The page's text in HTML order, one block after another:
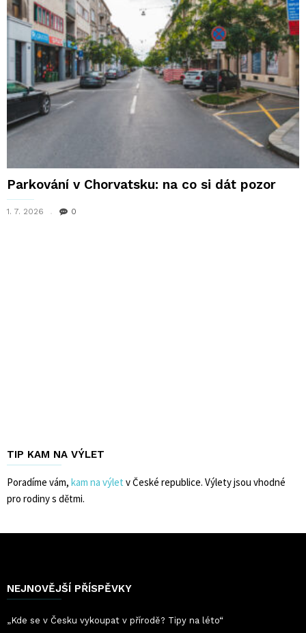
Parkování v Chorvatsku: na co si dát pozor
1. 7. 2026 0
TIP KAM NA VÝLET
Poradíme vám, kam na výlet v České republice. Výlety jsou vhodné
pro rodiny s dětmi.
NEJNOVĚJŠÍ PŘÍSPĚVKY
„Kde se v Česku vykoupat v přírodě? Tipy na léto“